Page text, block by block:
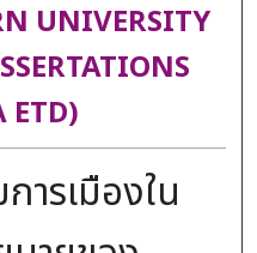
UNIVERSITY
ETD)
ารเมืองใน